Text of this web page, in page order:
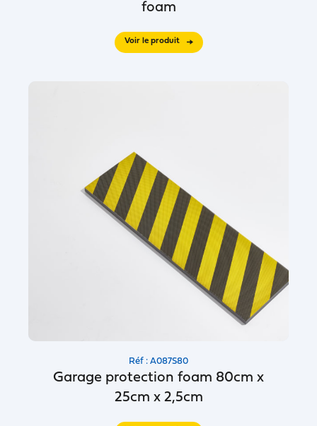
foam
Voir le produit
Réf : A087S80
Garage protection foam 80cm x
25cm x 2,5cm